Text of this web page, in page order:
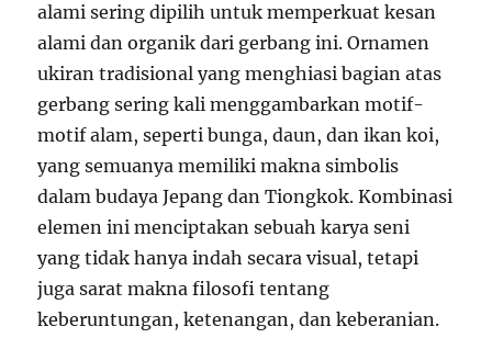
alami sering dipilih untuk memperkuat kesan
alami dan organik dari gerbang ini. Ornamen
ukiran tradisional yang menghiasi bagian atas
gerbang sering kali menggambarkan motif-
motif alam, seperti bunga, daun, dan ikan koi,
yang semuanya memiliki makna simbolis
dalam budaya Jepang dan Tiongkok. Kombinasi
elemen ini menciptakan sebuah karya seni
yang tidak hanya indah secara visual, tetapi
juga sarat makna filosofi tentang
keberuntungan, ketenangan, dan keberanian.